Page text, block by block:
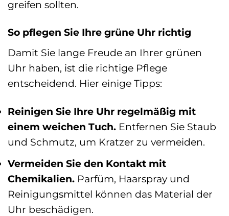
greifen sollten.
So pflegen Sie Ihre grüne Uhr richtig
Damit Sie lange Freude an Ihrer grünen
Uhr haben, ist die richtige Pflege
entscheidend. Hier einige Tipps:
Reinigen Sie Ihre Uhr regelmäßig mit
einem weichen Tuch. Entfernen Sie Staub
und Schmutz, um Kratzer zu vermeiden.
Vermeiden Sie den Kontakt mit
Chemikalien. Parfüm, Haarspray und
Reinigungsmittel können das Material der
Uhr beschädigen.